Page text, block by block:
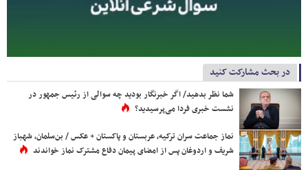
در بحث مشارکت کنید
شما نظر بدهید/ اگر خبرنگار بودید چه سوالی از رئیس جمهور در
نشست خبری فردا می‌پرسیدید؟
نماز جماعت سران ترکیه، عربستان و پاکستان + عکس / بن‌سلمان، شهباز
شریف و اردوغان پس از امضای پیمان دفاع مشترک نماز خواندند